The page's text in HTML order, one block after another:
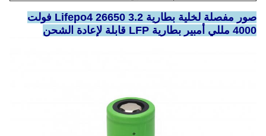
صور مفصلة لخلية بطارية Lifepo4 26650 3.2 فولت
4000 مللي أمبير بطارية LFP قابلة لإعادة الشحن